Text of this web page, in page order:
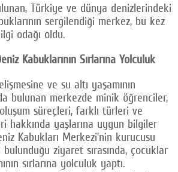
Türkiye ve dünya denizlerindeki
sergilendiği merkez, bu kez
odağı oldu.
Kabuklarının Sırlarına Yolculuk
ve su altı yaşamının
bulunan merkezde minik öğrenciler,
süreçleri, farklı türleri ve
hakkında yaşlarına uygun bilgiler
Kabukları Merkezi’nin kurucusu
bulunduğu ziyaret sırasında, çocuklar
sırlarına yolculuk yaptı.